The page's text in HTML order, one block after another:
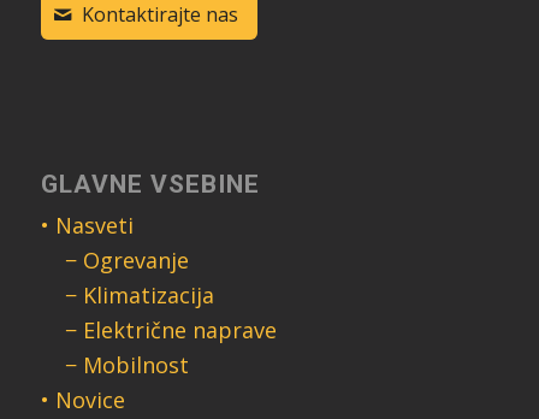
Kontaktirajte nas
GLAVNE VSEBINE
• Nasveti
− Ogrevanje
− Klimatizacija
− Električne naprave
− Mobilnost
• Novice